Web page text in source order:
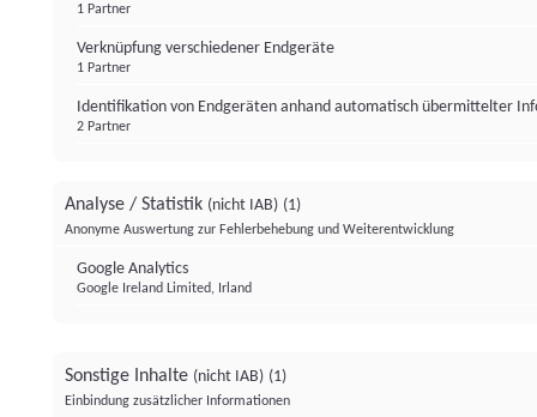
1 Partner
Verknüpfung verschiedener Endgeräte
1 Partner
Identifikation von Endgeräten anhand automatisch übermittelter
2 Partner
Analyse / Statistik (nicht IAB) (1)
Anonyme Auswertung zur Fehlerbehebung und Weiterentwicklung
Google Analytics
Google Ireland Limited, Irland
Sonstige Inhalte (nicht IAB) (1)
Einbindung zusätzlicher Informationen
Institutional Money
ImpressumDatenschutzerklärung